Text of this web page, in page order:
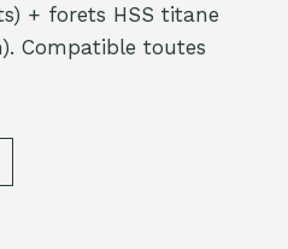
+ forets HSS titane
Compatible toutes